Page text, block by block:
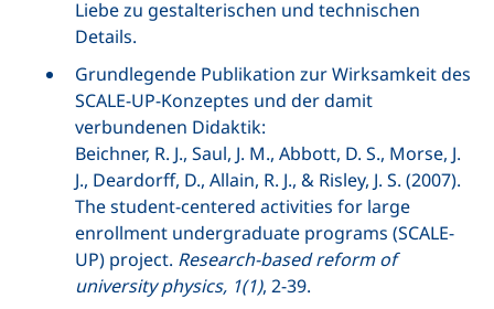
Liebe zu gestalterischen und technischen
Details.
Grundlegende Publikation zur Wirksamkeit des
SCALE-UP-Konzeptes und der damit
verbundenen Didaktik:
Beichner, R. J., Saul, J. M., Abbott, D. S., Morse, J.
J., Deardorff, D., Allain, R. J., & Risley, J. S. (2007).
The student-centered activities for large
enrollment undergraduate programs (SCALE-
UP) project. Research-based reform of
university physics, 1(1), 2-39.